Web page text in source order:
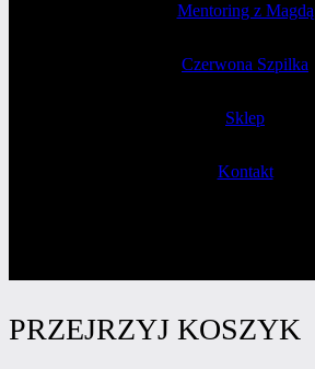
Mentoring z Magdą
Czerwona Szpilka
Sklep
Kontakt
PRZEJRZYJ KOSZYK